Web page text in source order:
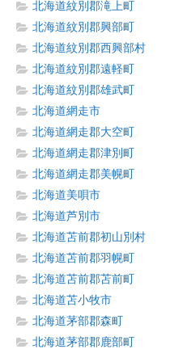
北海道紋別郡滝上町
北海道紋別郡興部町
北海道紋別郡西興部村
北海道紋別郡遠軽町
北海道紋別郡雄武町
北海道網走市
北海道網走郡大空町
北海道網走郡津別町
北海道網走郡美幌町
北海道美唄市
北海道芦別市
北海道苫前郡初山別村
北海道苫前郡羽幌町
北海道苫前郡苫前町
北海道苫小牧市
北海道茅部郡森町
北海道茅部郡鹿部町